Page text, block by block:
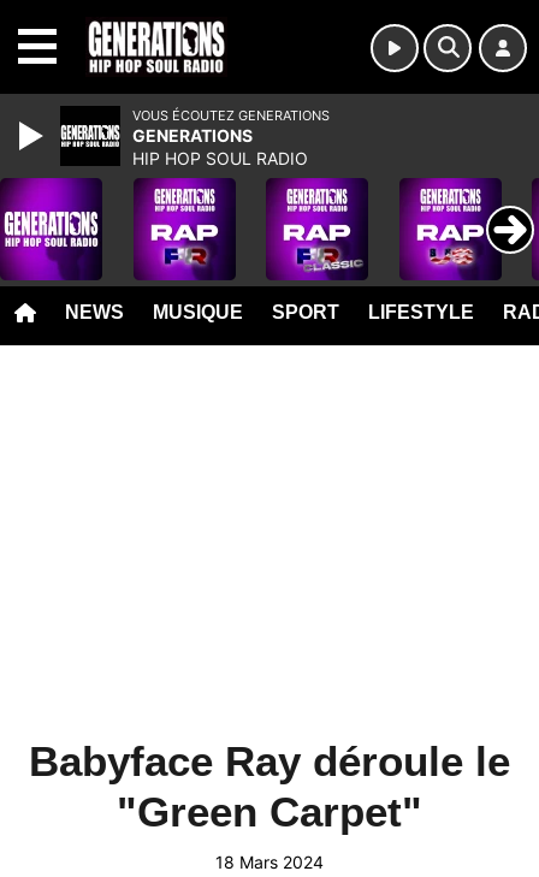
NEWS MUSIQUE SPORT LIFESTYLE
Babyface Ray déroule le
"Green Carpet"
18 Mars 2024
VOUS ÉCOUTEZ GENERATIONS
GENERATIONS
HIP HOP SOUL RADIO